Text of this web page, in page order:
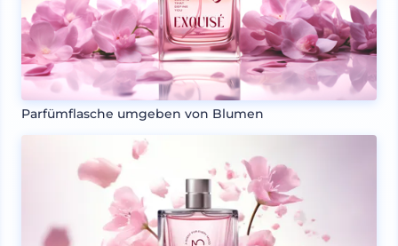
Parfümflasche umgeben von Blumen